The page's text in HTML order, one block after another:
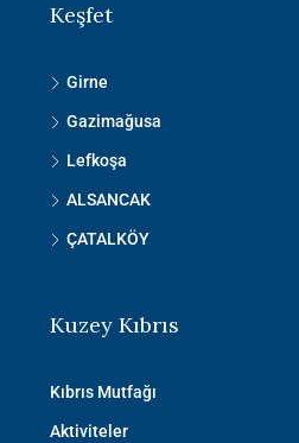
Keşfet
Girne
Gazimağusa
Lefkoşa
ALSANCAK
ÇATALKÖY
Kuzey Kıbrıs
Kıbrıs Mutfağı
Aktiviteler